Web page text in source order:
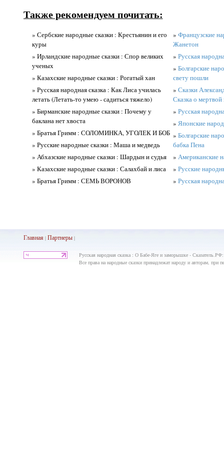
Также рекомендуем почитать:
» Сербские народные сказки : Крестьянин и его
куры
» Ирландские народные сказки : Спор великих
ученых
» Казахские народные сказки : Рогатый хан
» Русская народная сказка : Как Лиса училась
летать (Летать-то умею - садиться тяжело)
» Бирманские народные сказки : Почему у
баклана нет хвоста
» Братья Гримм : СОЛОМИНКА, УГОЛЕК И БОБ
» Русские народные сказки : Маша и медведь
» Абхазские народные сказки : Шардын и судья
» Казахские народные сказки : Салахбай и лиса
» Братья Гримм : СЕМЬ ВОРОНОВ
» Французские
Жанетон
» Русская
» Болгарские
свету пошли
» Сказки
Сказка о
» Русская
» Японские
» Болгарские
бабка Пена
» Американские
» Русские
» Русская
Главная| Партнеры|
Русская народная сказка : О Бабе-Яге и заморышке -
Все права на народные сказки принадлежат народу и авторам, при